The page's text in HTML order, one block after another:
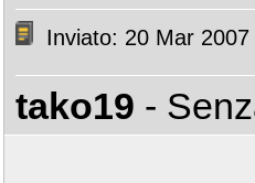
Inviato: 20 Mar 2007
tako19 -